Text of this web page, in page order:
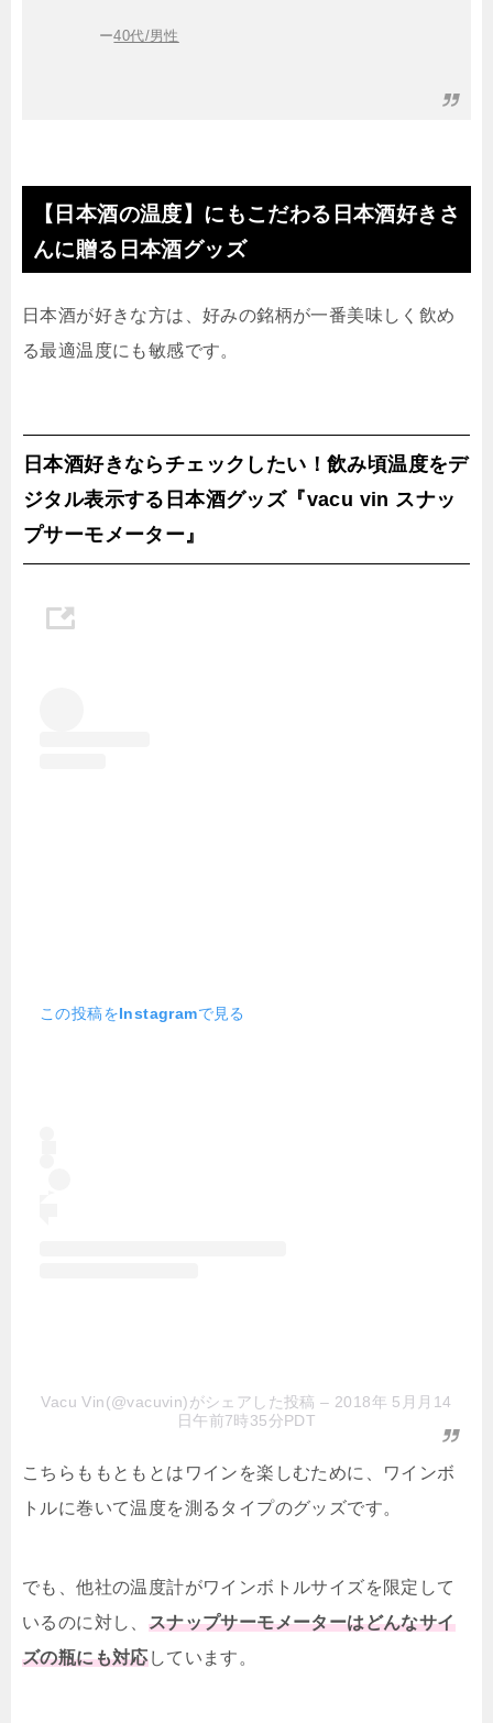
ー40代/男性
【日本酒の温度】にもこだわる日本酒好きさ
んに贈る日本酒グッズ
日本酒が好きな方は、好みの銘柄が一番美味しく飲め
る最適温度にも敏感です。
日本酒好きならチェックしたい！飲み頃温度をデ
ジタル表示する日本酒グッズ『vacu vin スナッ
プサーモメーター』
この投稿をInstagramで見る
Vacu Vin(@vacuvin)がシェアした投稿 – 2018年 5月月14
日午前7時35分PDT
こちらももともとはワインを楽しむために、ワインボ
トルに巻いて温度を測るタイプのグッズです。
でも、他社の温度計がワインボトルサイズを限定して
いるのに対し、 スナップサーモメーターはどんなサイ
ズの瓶にも対応しています。